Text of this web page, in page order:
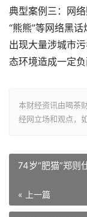
典型案例三：网
“熊熊”等网络黑
出现大量涉城市
态环境造成一定
本财经资讯由喝茶
经网立场和观点，
74岁“肥猫”郑则
« 上一篇